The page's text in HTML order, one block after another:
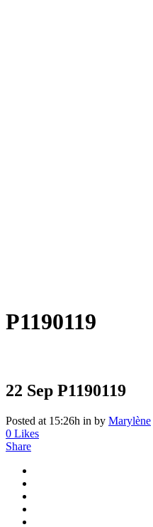
P1190119
22 Sep P1190119
Posted at 15:26h in by Marylène
0 Likes
Share